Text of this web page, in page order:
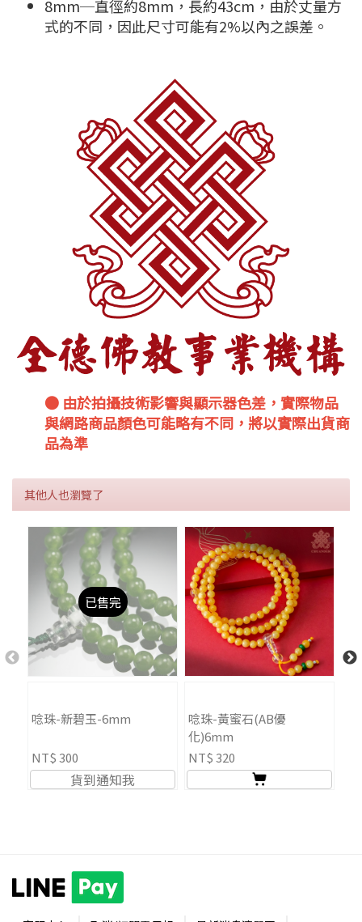
8mm─直徑約8mm，長約43cm，由於丈量方
式的不同，因此尺寸可能有2%以內之誤差。
● 由於拍攝技術影響與顯示器色差，實際物品
與網路商品顏色可能略有不同，將以實際出貨商
品為準
其他人也瀏覽了
已售完
唸珠-新碧玉-6mm
NT$ 300
貨到通知我
唸珠-黃蜜石(AB優
化)6mm
NT$ 320